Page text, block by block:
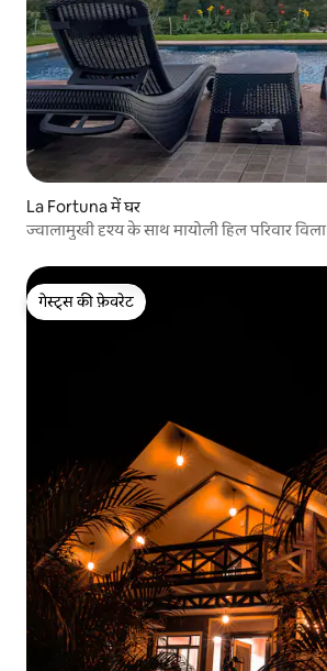
La Fortuna में घर
ज्वालामुखी दृश्य के साथ मायोली हिल परिवार विला
गेस्ट्स की फ़ेवरेट
गेस्ट्स की फ़ेवरेट